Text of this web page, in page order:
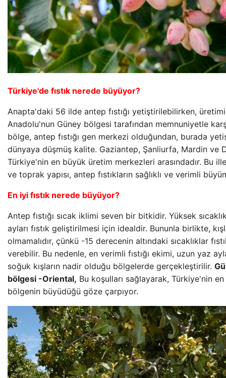
Türkiye'de fıstık nerede büyüyor?
Anapta'daki 56 ilde antep fıstığı yetiştirilebilirken,
Anadolu'nun Güney bölgesi tarafından memnuniyetle
bölge, antep fıstığı gen merkezi olduğundan, burada
dünyaya düşmüş kalite. Gaziantep, Şanliurfa, Mardin ve
Türkiye'nin en büyük üretim merkezleri arasındadır. Bu
ve toprak yapısı, antep fıstıkların sağlıklı ve verimli
En iyi fıstık nerede büyüyor?
Antep fıstığı sıcak iklimi seven bir bitkidir. Yüksek
ayları fıstık geliştirilmesi için idealdir. Bununla birlikte,
olmamalıdır, çünkü -15 derecenin altındaki sıcaklıklar
verebilir. Bu nedenle, en verimli fıstığı ekimi, uzun yaz
soğuk kışların nadir olduğu bölgelerde gerçekleştirilir.
bölgesi -Oriental, Bu koşulları sağlayarak, Türkiye'nin
bölgenin büyüdüğü göze çarpıyor.